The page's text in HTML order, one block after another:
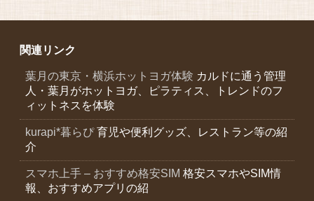
関連リンク
葉月の東京・横浜ホットヨガ体験 カルドに通う管理
人・葉月がホットヨガ、ピラティス、トレンドのフ
ィットネスを体験
kurapi*暮らぴ育児や便利グッズ、レストラン等の紹
介
スマホ上手 – おすすめ格安SIM 格安スマホやSIM情
報、おすすめアプリの紹